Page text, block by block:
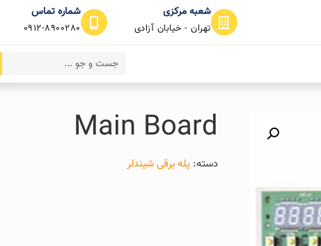
شعبه مرکزی
تهران - خیابان آزادی
شماره تماس
0912-8900280
Main Board
دسته: پله برقی شیندلر